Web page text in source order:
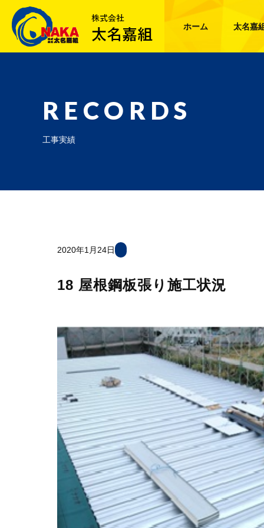
ホーム 太名嘉
RECORDS
工事実績
2020年1月24日
18 屋根鋼板張り施工状況